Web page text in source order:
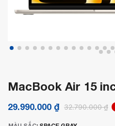
MacBook Air 15
32.790.000₫
29.990.000 ₫